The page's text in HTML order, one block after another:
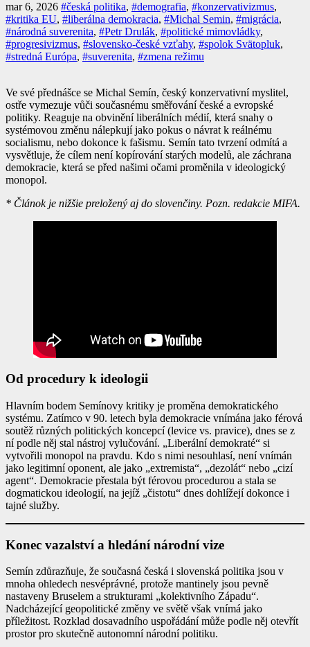
mar 6, 2026 #česká politika, #demografia, #konzervativizmus,
#kritika EU, #liberálna demokracia, #Michal Semin, #migrácia,
#národná suverenita, #Petr Drulák, #politické mimovládky,
#progresivizmus, #slovensko-české vzťahy, #spolok Svätopluk,
#stredná Európa, #suverenita, #zmena režimu
Ve své přednášce se Michal Semín, český konzervativní myslitel,
ostře vymezuje vůči současnému směřování české a evropské
politiky. Reaguje na obvinění liberálních médií, která snahy o
systémovou změnu nálepkují jako pokus o návrat k reálnému
socialismu, nebo dokonce k fašismu. Semín tato tvrzení odmítá a
vysvětluje, že cílem není kopírování starých modelů, ale záchrana
demokracie, která se před našimi očami proměnila v ideologický
monopol.
* Článok je nižšie preložený aj do slovenčiny. Pozn. redakcie MIFA.
Od procedury k ideologii
Hlavním bodem Semínovy kritiky je proměna demokratického
systému. Zatímco v 90. letech byla demokracie vnímána jako férová
soutěž různých politických koncepcí (levice vs. pravice), dnes se z
ní podle něj stal nástroj vylučování. „Liberální demokraté“ si
vytvořili monopol na pravdu. Kdo s nimi nesouhlasí, není vnímán
jako legitimní oponent, ale jako „extremista“, „dezolát“ nebo „cizí
agent“. Demokracie přestala být férovou procedurou a stala se
dogmatickou ideologií, na jejíž „čistotu“ dnes dohlížejí dokonce i
tajné služby.
Konec vazalství a hledání národní vize
Semín zdůrazňuje, že současná česká i slovenská politika jsou v
mnoha ohledech nesvéprávné, protože mantinely jsou pevně
nastaveny Bruselem a strukturami „kolektivního Západu“.
Nadcházející geopolitické změny ve světě však vnímá jako
příležitost. Rozklad dosavadního uspořádání může podle něj otevřít
prostor pro skutečně autonomní národní politiku.